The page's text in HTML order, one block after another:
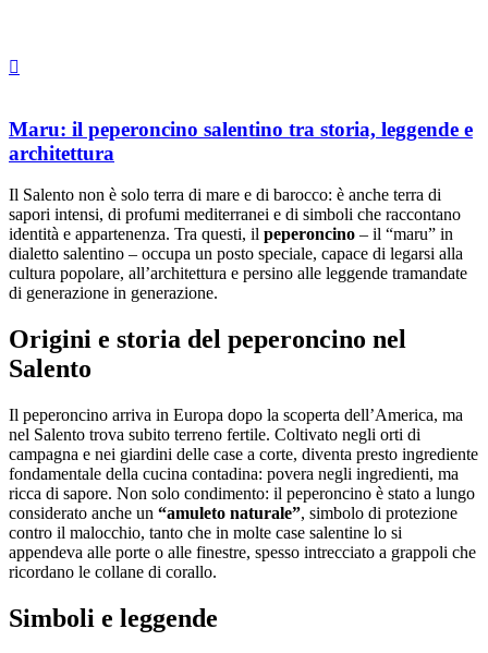
Maru: il peperoncino salentino tra storia, leggende e
architettura
Il Salento non è solo terra di mare e di barocco: è anche terra di
sapori intensi, di profumi mediterranei e di simboli che raccontano
identità e appartenenza. Tra questi, il peperoncino – il “maru” in
dialetto salentino – occupa un posto speciale, capace di legarsi alla
cultura popolare, all’architettura e persino alle leggende tramandate
di generazione in generazione.
Origini e storia del peperoncino nel
Salento
Il peperoncino arriva in Europa dopo la scoperta dell’America, ma
nel Salento trova subito terreno fertile. Coltivato negli orti di
campagna e nei giardini delle case a corte, diventa presto ingrediente
fondamentale della cucina contadina: povera negli ingredienti, ma
ricca di sapore. Non solo condimento: il peperoncino è stato a lungo
considerato anche un “amuleto naturale”, simbolo di protezione
contro il malocchio, tanto che in molte case salentine lo si
appendeva alle porte o alle finestre, spesso intrecciato a grappoli che
ricordano le collane di corallo.
Simboli e leggende